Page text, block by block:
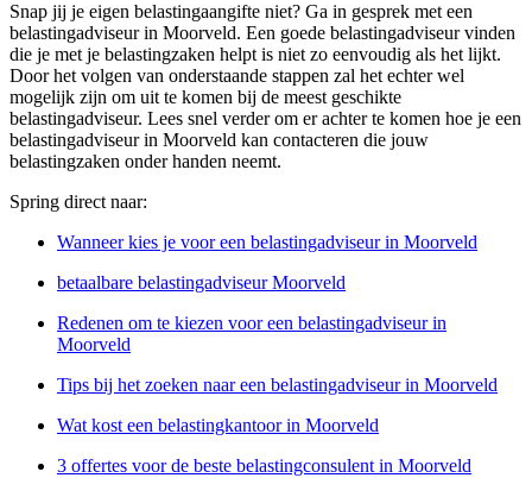
Snap jij je eigen belastingaangifte niet? Ga in gesprek met een
belastingadviseur in Moorveld. Een goede belastingadviseur vinden
die je met je belastingzaken helpt is niet zo eenvoudig als het lijkt.
Door het volgen van onderstaande stappen zal het echter wel
mogelijk zijn om uit te komen bij de meest geschikte
belastingadviseur. Lees snel verder om er achter te komen hoe je een
belastingadviseur in Moorveld kan contacteren die jouw
belastingzaken onder handen neemt.
Spring direct naar:
Wanneer kies je voor een belastingadviseur in Moorveld
betaalbare belastingadviseur Moorveld
Redenen om te kiezen voor een belastingadviseur in
Moorveld
Tips bij het zoeken naar een belastingadviseur in Moorveld
Wat kost een belastingkantoor in Moorveld
3 offertes voor de beste belastingconsulent in Moorveld